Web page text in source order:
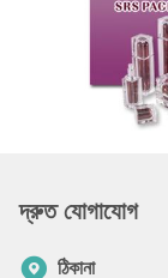
দ্রুত যোগাযোগ
ঠিকানা